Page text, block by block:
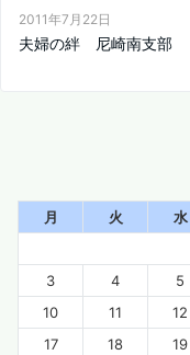
2011年7月22日
夫婦の絆 尼崎南支部
月 火 水
3
4 5
10
11 12
17
18 19